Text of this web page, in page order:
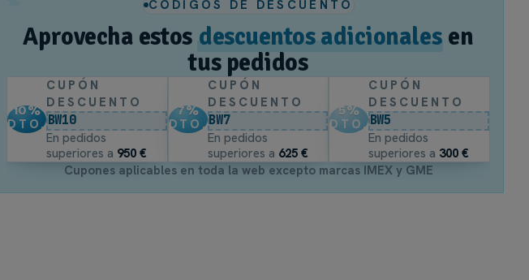
CÓDIGOS DE DESCUENTO
Aprovecha estos descuentos adicionales en
tus pedidos
10%
DTO.
CUPÓN
DESCUENTO
BW10
En pedidos
superiores a 950 €
7%
DTO.
CUPÓN
DESCUENTO
BW7
En pedidos
superiores a 625 €
5%
DTO.
CUPÓN
DESCUENTO
BW5
En pedidos
superiores a 300 €
Cupones aplicables en toda la web excepto marcas IMEX y GME